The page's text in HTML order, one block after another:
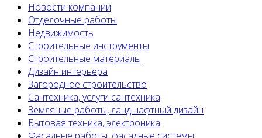
Новости компании
Отделочные работы
Недвижимость
Строительные инструменты
Строительные материалы
Дизайн интерьера
Загородное строительство
Сантехника, услуги сантехника
Земляные работы, ландшафтный дизайн
Бытовая техника, электроника